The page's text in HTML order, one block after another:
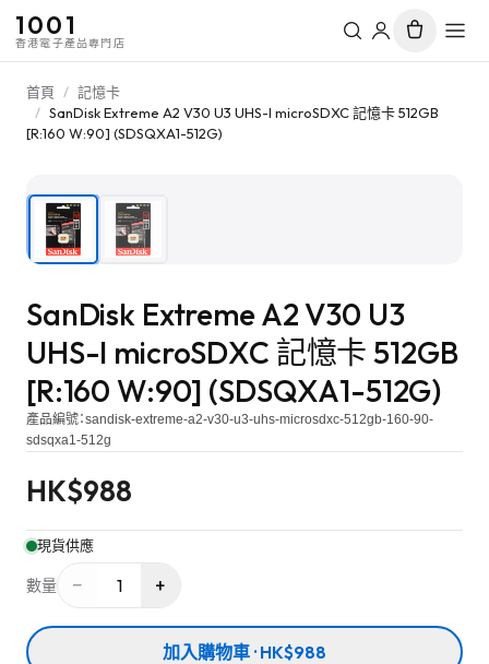
1001
香港電子產品專門店
首頁 / 記憶卡
/ SanDisk Extreme A2 V30 U3 UHS-I microSDXC 記憶卡 512GB
[R:160 W:90] (SDSQXA1-512G)
SanDisk Extreme A2 V30 U3
UHS-I microSDXC 記憶卡 512GB
[R:160 W:90] (SDSQXA1-512G)
產品編號：sandisk-extreme-a2-v30-u3-uhs-microsdxc-512gb-160-90-
sdsqxa1-512g
HK$988
現貨供應
數量 − 1 +
加入購物車 · HK$988